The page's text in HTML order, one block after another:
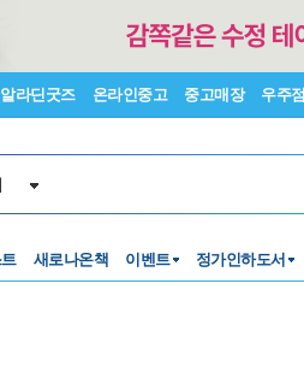
알라딘굿즈 온라인중고 중고매장 우주점
새로나온책 이벤트 정가인하도서